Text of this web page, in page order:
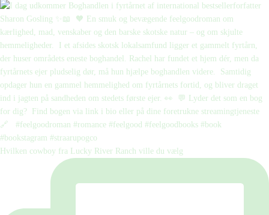
Hvilken cowboy fra Lucky River Ranch ville du vælg